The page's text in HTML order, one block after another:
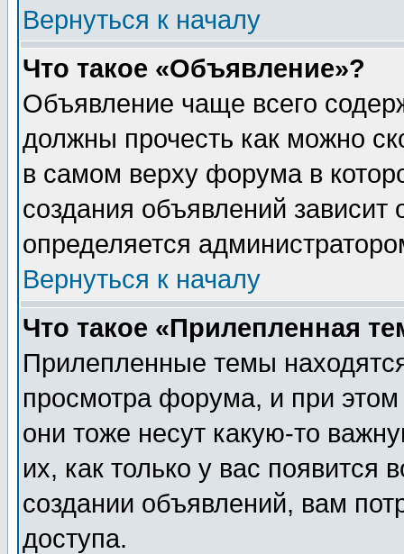
Вернуться к началу
Что такое «Объявление»?
Объявление чаще всего
должны прочесть как можно
в самом верху форума в
создания объявлений зависит
определяется
Вернуться к началу
Что такое «Прилепленная
Прилепленные темы
просмотра форума, и при
они тоже несут какую-то
их, как только у вас появится
создании объявлений, вам
доступа.